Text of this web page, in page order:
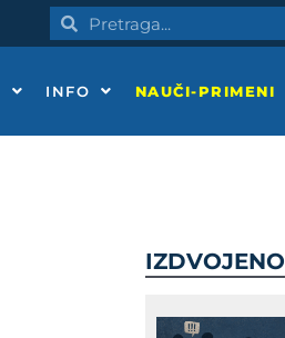
PretragaPretraga
INFO NAUČI-PRIMENI
IZDVOJENO